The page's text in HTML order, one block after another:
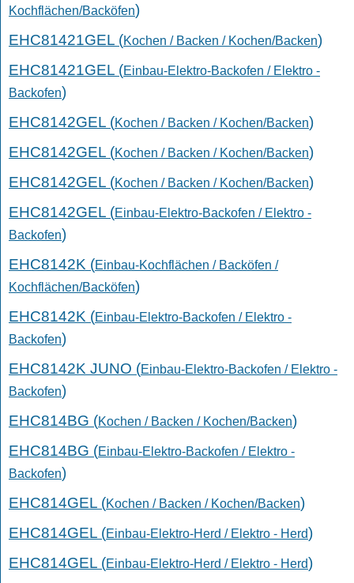
Kochflächen/Backöfen)
EHC81421GEL (Kochen / Backen / Kochen/Backen)
EHC81421GEL (Einbau-Elektro-Backofen / Elektro -
Backofen)
EHC8142GEL (Kochen / Backen / Kochen/Backen)
EHC8142GEL (Kochen / Backen / Kochen/Backen)
EHC8142GEL (Kochen / Backen / Kochen/Backen)
EHC8142GEL (Einbau-Elektro-Backofen / Elektro -
Backofen)
EHC8142K (Einbau-Kochflächen / Backöfen /
Kochflächen/Backöfen)
EHC8142K (Einbau-Elektro-Backofen / Elektro -
Backofen)
EHC8142K JUNO (Einbau-Elektro-Backofen / Elektro -
Backofen)
EHC814BG (Kochen / Backen / Kochen/Backen)
EHC814BG (Einbau-Elektro-Backofen / Elektro -
Backofen)
EHC814GEL (Kochen / Backen / Kochen/Backen)
EHC814GEL (Einbau-Elektro-Herd / Elektro - Herd)
EHC814GEL (Einbau-Elektro-Herd / Elektro - Herd)